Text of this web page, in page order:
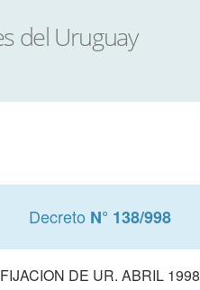
Decreto N° 138/998
FIJACION DE UR. ABRIL 1998